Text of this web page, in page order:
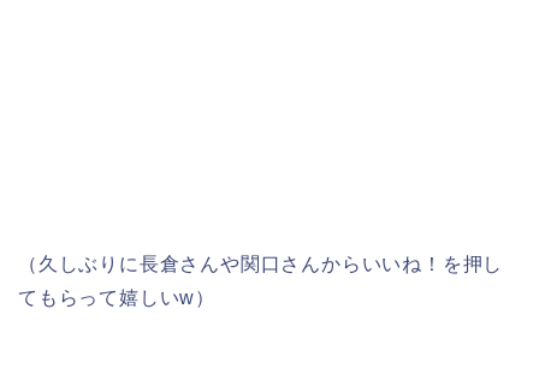
（久しぶりに長倉さんや関口さんからいいね！を押し
てもらって嬉しいw）